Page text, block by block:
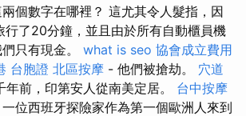
個數字在哪裡？ 這尤其令人髮指，因
了20分鐘，並且由於所有自動櫃員機
只有現金。 what is seo 協會成立費用
台胞證 北區按摩 - 他們被搶劫。 穴道
年前，印第安人從南美定居。 台中按摩
位西班牙探險家作為第一個歐洲人來到